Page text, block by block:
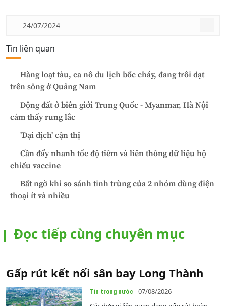
24/07/2024
Tin liên quan
Hàng loạt tàu, ca nô du lịch bốc cháy, đang trôi dạt
trên sông ở Quảng Nam
Động đất ở biên giới Trung Quốc - Myanmar, Hà Nội
cảm thấy rung lắc
'Đại dịch' cận thị
Cần đẩy nhanh tốc độ tiêm và liên thông dữ liệu hộ
chiếu vaccine
Bất ngờ khi so sánh tinh trùng của 2 nhóm dùng điện
thoại ít và nhiều
Đọc tiếp cùng chuyên mục
Gấp rút kết nối sân bay Long Thành
Tin trong nước - 07/08/2026